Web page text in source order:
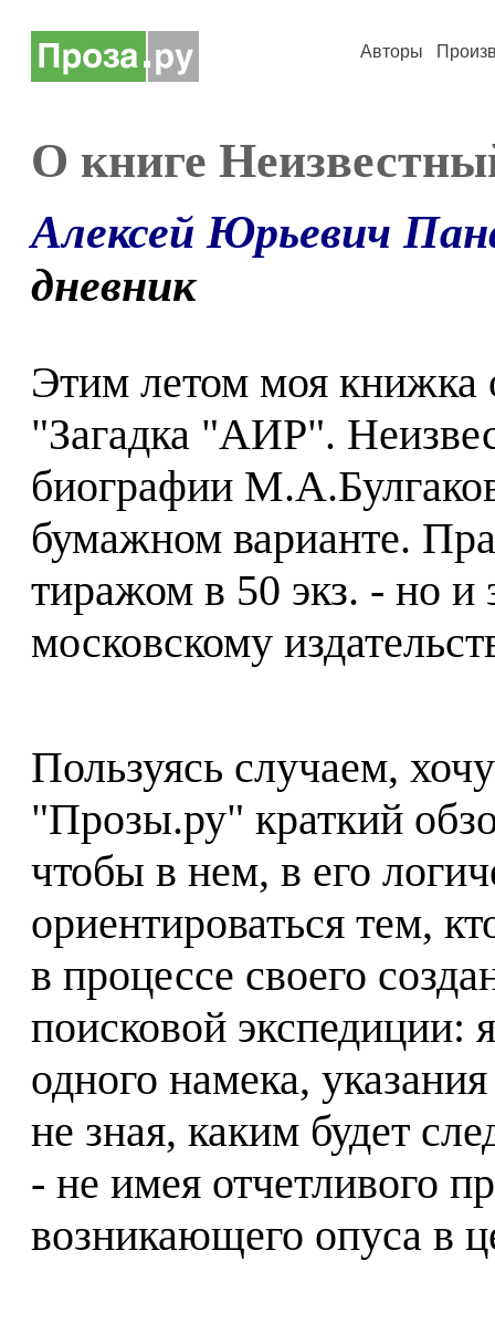
Авторы
О книге
Алексей Юрьевич
дневник
Этим летом моя книжка
"Загадка "АИР".
биографии
бумажном варианте.
тиражом в 50 экз. - но и
московскому
Пользуясь случаем,
"Прозы.ру" краткий
чтобы в нем, в его
ориентироваться тем,
в процессе своего
поисковой экспедиции:
одного намека,
не зная, каким будет
- не имея отчетливого
возникающего опуса в